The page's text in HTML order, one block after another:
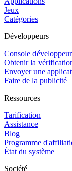
Jeux
Catégories
Développeurs
Console développeur
Obtenir la
Envoyer une
Faire de la publicité
Ressources
Tarification
Assistance
Blog
Programme
État du système
Société